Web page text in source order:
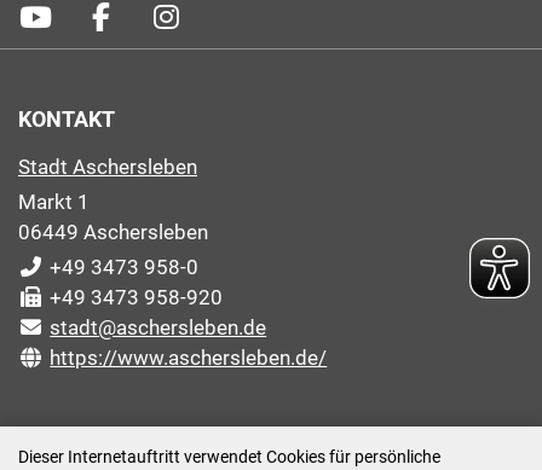
Dieser Internetauftritt verwendet Cookies für persönliche
KONTAKT
Stadt Aschersleben
Markt 1
06449 Aschersleben
+49 3473 958-0
+49 3473 958-920
stadt@aschersleben.de
https://www.aschersleben.de/